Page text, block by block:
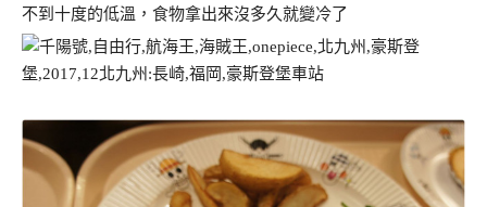
不到十度的低溫，食物拿出來沒多久就變冷了